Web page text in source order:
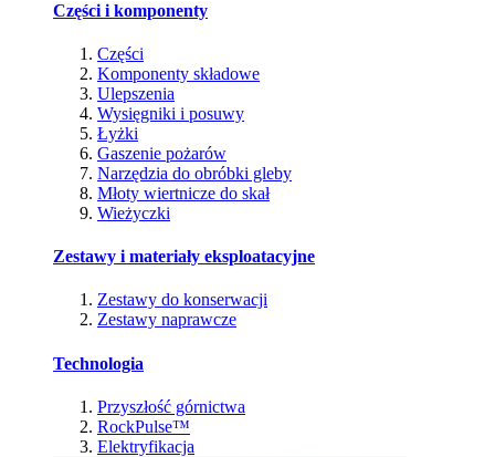
Części i komponenty
Części
Komponenty składowe
Ulepszenia
Wysięgniki i posuwy
Łyżki
Gaszenie pożarów
Narzędzia do obróbki gleby
Młoty wiertnicze do skał
Wieżyczki
Zestawy i materiały eksploatacyjne
Zestawy do konserwacji
Zestawy naprawcze
Technologia
Przyszłość górnictwa
RockPulse™
Elektryfikacja